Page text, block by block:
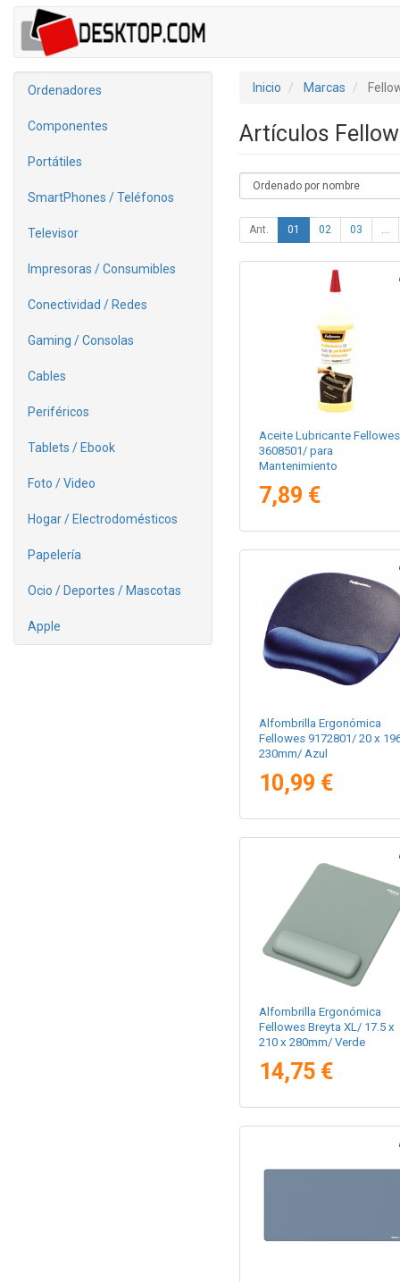
Ordenadores
Componentes
Portátiles
SmartPhones / Teléfonos
Televisor
Impresoras / Consumibles
Conectividad / Redes
Gaming / Consolas
Cables
Periféricos
Tablets / Ebook
Foto / Video
Hogar / Electrodomésticos
Papelería
Ocio / Deportes / Mascotas
Apple
Inicio Marcas
Artículos
Ant. 01 02 03 ...
Aceite Lubricante Fellowes
3608501/ para
Mantenimiento
7,89 €
Alfombrilla Ergonómica
Fellowes 9172801/ 20 x
230mm/ Azul
10,99 €
Alfombrilla Ergonómica
Fellowes Breyta XL/ 17.5 x
210 x 280mm/ Verde
14,75 €